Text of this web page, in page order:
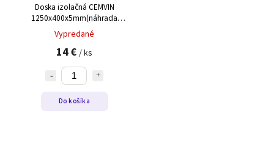
Doska izolačná CEMVIN
1250x400x5mm(náhrada
CEMVIN 1200x300x5mm)
Vypredané
14 € / ks
Do košíka